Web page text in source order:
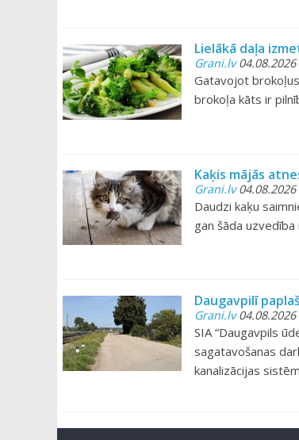
Lielākā daļa
Grani.lv04.08.2026
Gatavojot
brokoļa kāts ir
Kaķis mājās
Grani.lv04.08.2026
Daudzi kaķu
gan šāda
Daugavpilī
Grani.lv04.08.2026
SIA “Daugavpils
sagatavošanas
kanalizācijas